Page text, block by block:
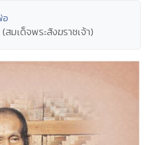
อ
มเด็จพระสังฆราชเจ้า)